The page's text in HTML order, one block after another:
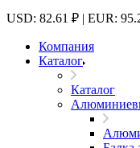
USD: 82.61 ₽ | EUR:
Компания
Каталог
Каталог